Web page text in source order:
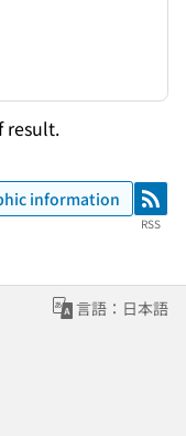
result.
information RSS
RSS
言語：日本語